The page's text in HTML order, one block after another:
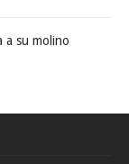
a su molino